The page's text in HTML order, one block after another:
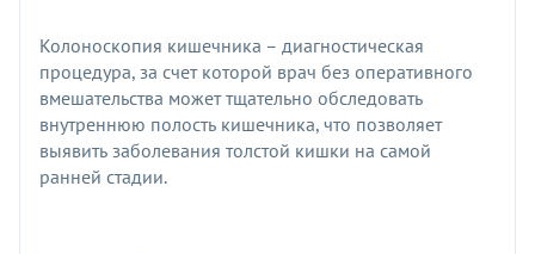
Колоноскопия кишечника – диагностическая
процедура, за счет которой врач без оперативного
вмешательства может тщательно обследовать
внутреннюю полость кишечника, что позволяет
выявить заболевания толстой кишки на самой
ранней стадии.